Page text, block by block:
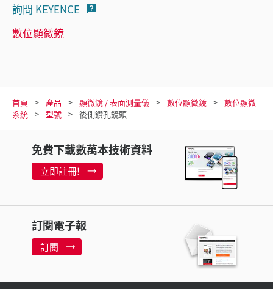
詢問 KEYENCE
數位顯微鏡
首頁 產品 顯微鏡 / 表面測量儀 數位顯微鏡
數位顯微
系統
型號 後側鑽孔鏡頭
免費下載數萬本技術資料
立即註冊!
訂閱電子報
訂閱